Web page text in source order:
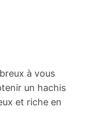
à vous
un hachis
et riche en